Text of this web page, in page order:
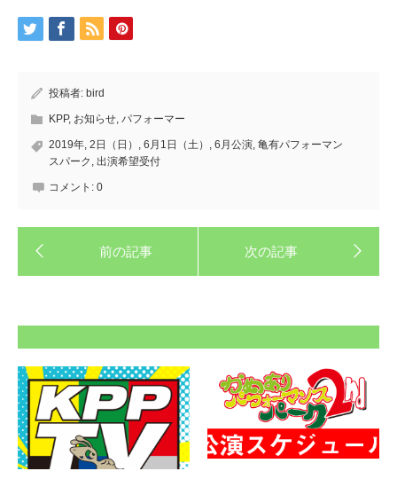
投稿者: bird
KPP, お知らせ パフォーマー
2019年 2日（日） 6月1日（土） 6月公演 亀有パフォーマン
スパーク 出演希望受付
コメント: 0